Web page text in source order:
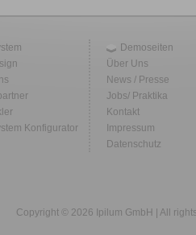
Konfigurator
Demoseiten
Über Uns
News / Presse
Jobs/ Praktika
Kontakt
Impressum
Datenschutz
Copyright © 2026 Ipilum GmbH | All